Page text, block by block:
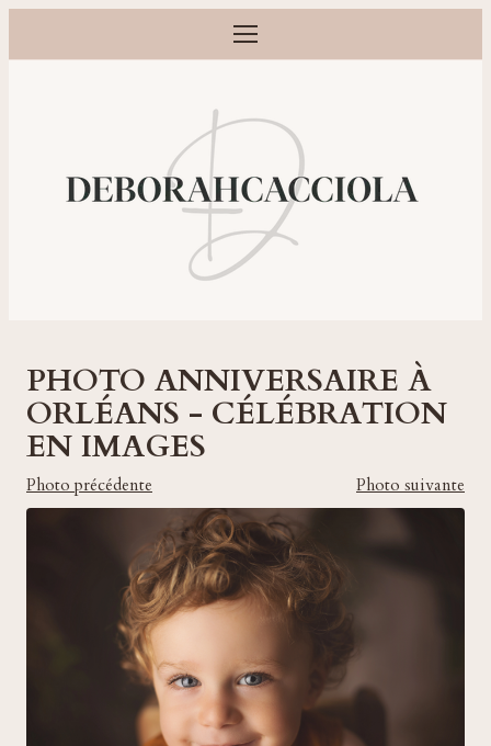
Ouvrir le menu
Photographe grossesse, naissance, bébé et famille à Orléans
PHOTO ANNIVERSAIRE À
ORLÉANS - CÉLÉBRATION
EN IMAGES
Photo précédente Photo suivante